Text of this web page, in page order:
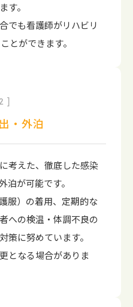
す。
でも看護師がリハビリ
とができます。
・外泊
考えた、徹底した感染
泊が可能です。
服）の着用、定期的な
への検温・体調不良の
策に努めています。
となる場合がありま